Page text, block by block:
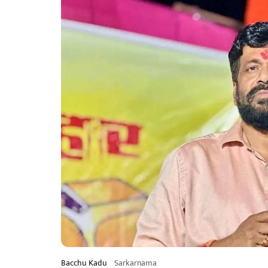
Bacchu Kadu Sarkarnama